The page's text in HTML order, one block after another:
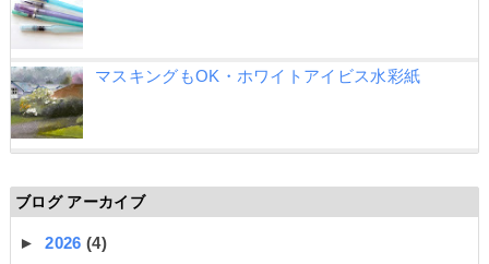
マスキングもOK・ホワイトアイビス水彩紙
ブログ アーカイブ
►2026(4)